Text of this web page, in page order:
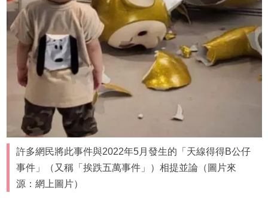
許多網民將此事件與2022年5月發生的「天線得得B公仔
事件」（又稱「挨跌五萬事件」）相提並論（圖片來
源：網上圖片）